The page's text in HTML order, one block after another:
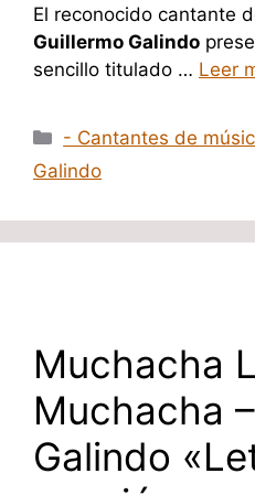
El reconocido cantante
Guillermo Galindo
sencillo titulado … Leer
Categorías
- Cantantes de
Galindo
Muchacha
Muchacha
Galindo